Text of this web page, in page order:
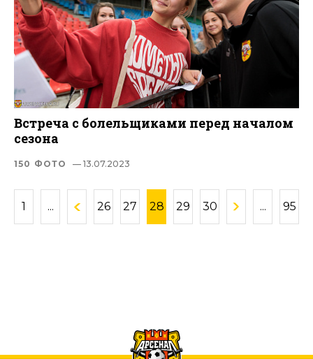
Встреча с болельщиками перед началом
сезона
150 ФОТО — 13.07.2023
1 ... 26 27 28 29 30 ... 95